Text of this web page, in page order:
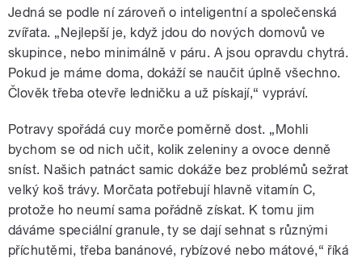
Jedná se podle ní zároveň o inteligentní a společenská
zvířata. „Nejlepší je, když jdou do nových domovů ve
skupince, nebo minimálně v páru. A jsou opravdu chytrá.
Pokud je máme doma, dokáží se naučit úplně všechno.
Člověk třeba otevře ledničku a už pískají,“ vypráví.
Potravy spořádá cuy morče poměrně dost. „Mohli
bychom se od nich učit, kolik zeleniny a ovoce denně
sníst. Našich patnáct samic dokáže bez problémů sežrat
velký koš trávy. Morčata potřebují hlavně vitamín C,
protože ho neumí sama pořádně získat. K tomu jim
dáváme speciální granule, ty se dají sehnat s různými
příchutěmi, třeba banánové, rybízové nebo mátové,“ říká